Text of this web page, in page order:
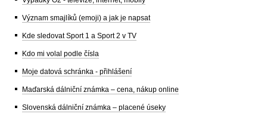
Význam smajlíků (emoji) a jak je napsat
Kde sledovat Sport 1 a Sport 2 v TV
Kdo mi volal podle čísla
Moje datová schránka - přihlášení
Maďarská dálniční známka – cena, nákup online
Slovenská dálniční známka – placené úseky